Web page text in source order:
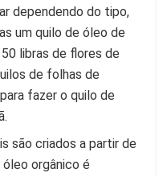
dependendo do tipo,
um quilo de óleo de
libras de flores de
de folhas de
fazer o quilo de
são criados a partir de
orgânico é